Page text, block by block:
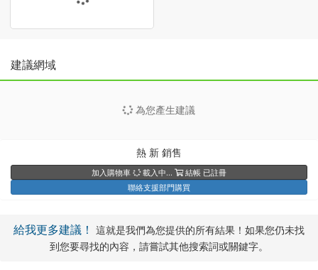
已註冊
₹2,050.80INR
不可用
聯絡支援部門購買
建議網域
為您產生建議
熱 新 銷售
加入購物車 載入中... 結帳 已註冊
聯絡支援部門購買
給我更多建議！ 這就是我們為您提供的所有結果！如果您仍未找
到您要尋找的內容，請嘗試其他搜索詞或關鍵字。